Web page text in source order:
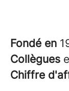
Fondé en
Collègues
Chiffre